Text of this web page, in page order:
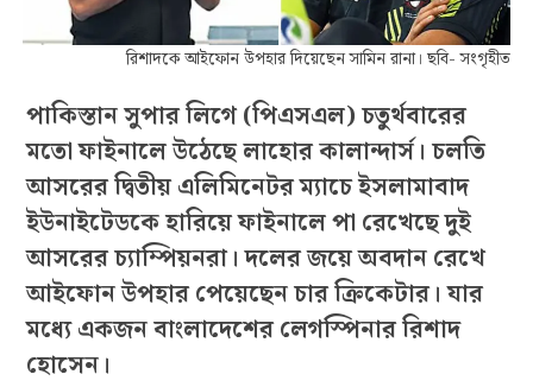
রিশাদকে আইফোন উপহার দিয়েছেন সামিন রানা। ছবি- সংগৃহীত
পাকিস্তান সুপার লিগে (পিএসএল) চতুর্থবারের
মতো ফাইনালে উঠেছে লাহোর কালান্দার্স। চলতি
আসরের দ্বিতীয় এলিমিনেটর ম্যাচে ইসলামাবাদ
ইউনাইটেডকে হারিয়ে ফাইনালে পা রেখেছে দুই
আসরের চ্যাম্পিয়নরা। দলের জয়ে অবদান রেখে
আইফোন উপহার পেয়েছেন চার ক্রিকেটার। যার
মধ্যে একজন বাংলাদেশের লেগস্পিনার রিশাদ
হোসেন।